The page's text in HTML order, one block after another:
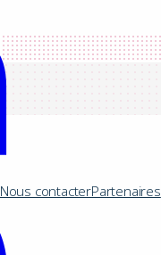
Nous contacterPartenaires